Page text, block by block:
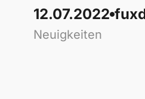
12.07.2022
Neuigkeiten